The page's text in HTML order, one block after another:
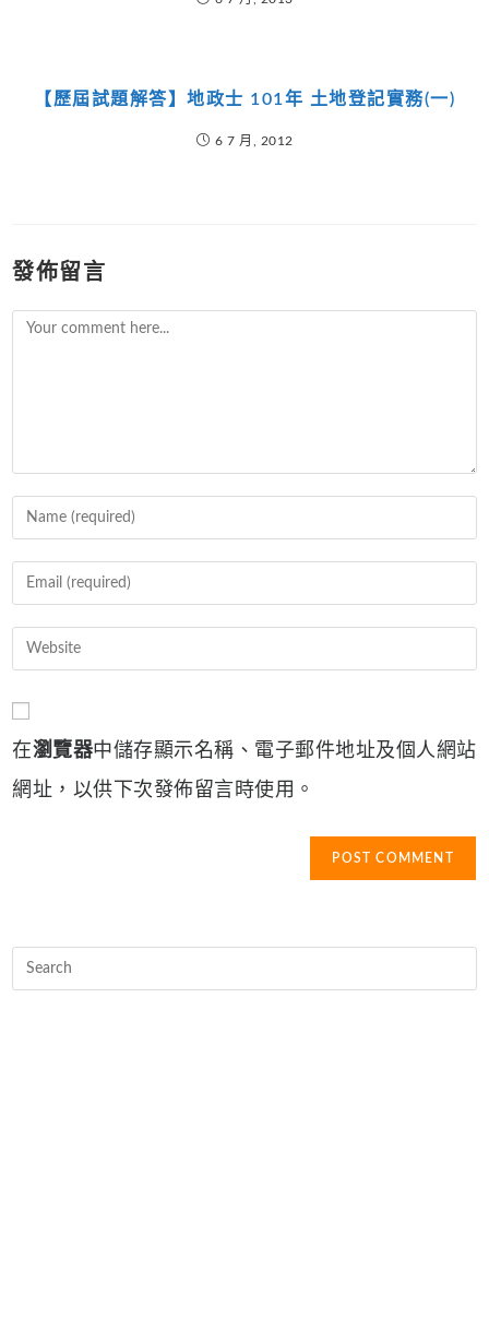
【歷屆試題解答】地政士 101年 土地登記實務(一)
6 7 月, 2012
發佈留言
Comment
Enter
your
or
username
Enter
your
address
Enter
your
website
(optional)
在瀏覽器中儲存顯示名稱、電子郵件地址及個人網站
網址，以供下次發佈留言時使用。